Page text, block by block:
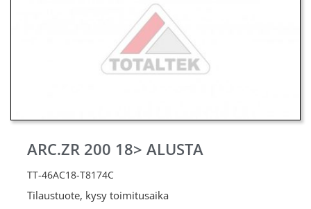
ARC.ZR 200 18> ALUSTA
TT-46AC18-T8174C
Tilaustuote, kysy toimitusaika